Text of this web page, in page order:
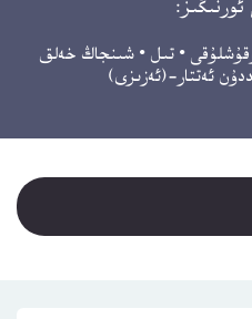
ئورنىڭىز:
•تىل •شىنجاڭ خەلق
ئەتتار-(ئەزىزى)